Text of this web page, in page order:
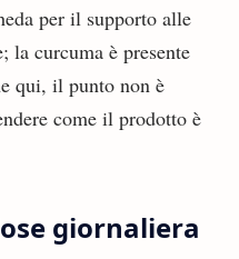
per il supporto alle
la curcuma è presente
qui, il punto non è
come il prodotto è
giornaliera